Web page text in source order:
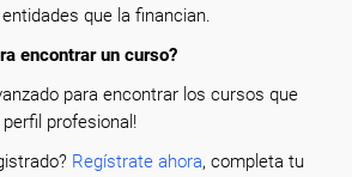
que la financian.
encontrar un curso?
para encontrar los cursos que
profesional!
Regístrate ahora, completa tu